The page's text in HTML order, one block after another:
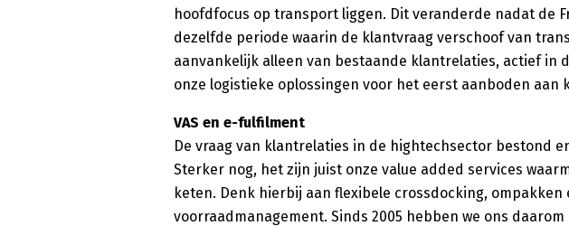
hoofdfocus op transport liggen. Dit veranderde nadat de
dezelfde periode waarin de klantvraag verschoof van
aanvankelijk alleen van bestaande klantrelaties, actief in
onze logistieke oplossingen voor het eerst aanboden
VAS en e-fulfilment
De vraag van klantrelaties in de hightechsector bestond
Sterker nog, het zijn juist onze value added services
keten. Denk hierbij aan flexibele crossdocking,
voorraadmanagement. Sinds 2005 hebben we ons